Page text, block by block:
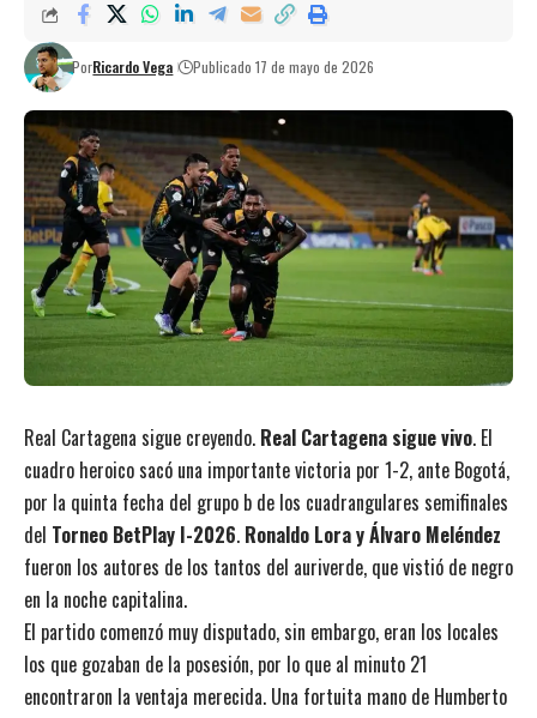
PorRicardo Vega Publicado 17 de mayo de 2026
Real Cartagena sigue creyendo. Real Cartagena sigue vivo. El
cuadro heroico sacó una importante victoria por 1-2, ante Bogotá,
por la quinta fecha del grupo b de los cuadrangulares semifinales
del Torneo BetPlay I-2026. Ronaldo Lora y Álvaro Meléndez
fueron los autores de los tantos del auriverde, que vistió de negro
en la noche capitalina.
El partido comenzó muy disputado, sin embargo, eran los locales
los que gozaban de la posesión, por lo que al minuto 21
encontraron la ventaja merecida. Una fortuita mano de Humberto